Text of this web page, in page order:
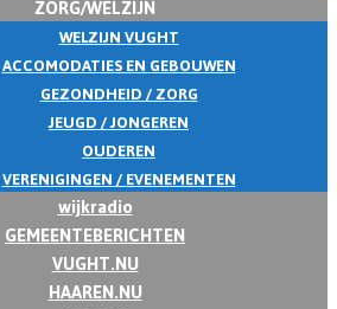
WELZIJN VUGHT
ACCOMODATIES EN GEBOUWEN
GEZONDHEID / ZORG
JEUGD / JONGEREN
OUDEREN
VERENIGINGEN / EVENEMENTEN
wijkradio
GEMEENTEBERICHTEN
VUGHT.NU
HAAREN.NU